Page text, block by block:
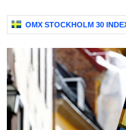
OMX STOCKHOLM 30